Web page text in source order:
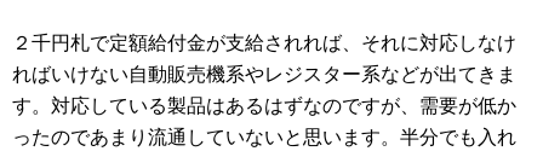
２千円札で定額給付金が支給されれば、それに対応しなけ
ればいけない自動販売機系やレジスター系などが出てきま
す。対応している製品はあるはずなのですが、需要が低か
ったのであまり流通していないと思います。半分でも入れ